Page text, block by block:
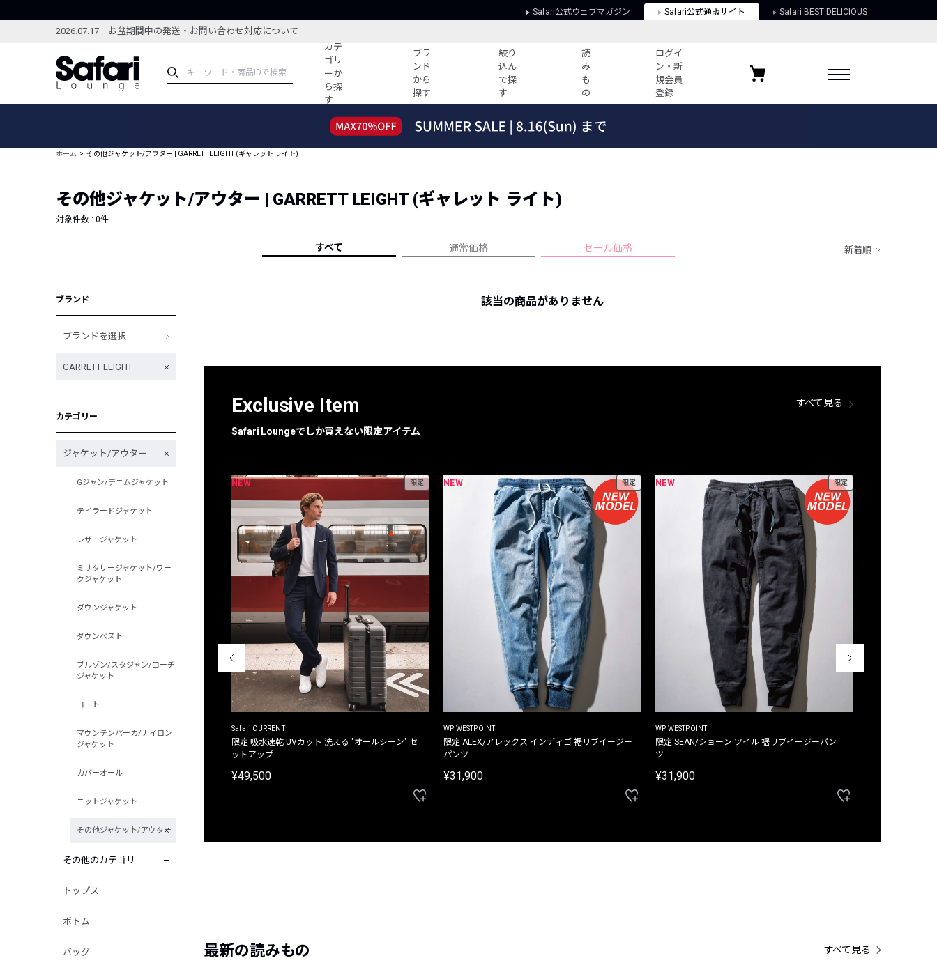
Safari公式ウェブマガジン Safari公式通販サイト Safari BEST DELICIOUS
2026.07.17 お盆期間中の発送・お問い合わせ対応について
カテ
ゴリ
ーか
ら探
す
ブラ
ンド
から
探す
絞り
込ん
で探
す
読
み
も
の
ログイ
ン・新
規会員
登録
ブランドから探す
新着アイテム
編集部のおすすめアイテム
特集記事
コーディネート
すべての記事
ーデ紹介
HOTなコーデ TOP20
人気記事ランキング
フォーカスブランド
プライバシーポリシー
お気に入りブランド
ホーム その他ジャケット/アウター | GARRETT LEIGHT (ギャレット ライト)
その他ジャケット/アウター | GARRETT LEIGHT (ギャレット ライト)
対象件数 : 0件
すべて 通常価格 セール価格 新着順
ブランド
ブランドを選択
GARRETT LEIGHT
カテゴリー
ジャケット/アウター
Gジャン/デニムジャケット
テイラードジャケット
レザージャケット
ミリタリージャケット/ワー
クジャケット
ダウンジャケット
ダウンベスト
ブルゾン/スタジャン/コーチ
ジャケット
コート
マウンテンパーカ/ナイロン
ジャケット
カバーオール
ニットジャケット
その他ジャケット/アウター
その他のカテゴリ
トップス
ボトム
バッグ
該当の商品がありません
Exclusive Item
Safari Loungeでしか買えない限定アイテム
すべて見る
別注限定 フード付き チェックシャツジャケット
NEW 限定
Safari CURRENT
限定 吸水速乾 UVカット 洗える "オールシーン" セ
ットアップ
¥49,500
NEW 限定
WP WESTPOINT
限定 ALEX/アレックス インディゴ 裾リブイージー
パンツ
¥31,900
NEW 限定
WP WESTPOINT
限定 SEAN/ショーン ツイル 裾リブイージーパン
ツ
¥31,900
最新の読みもの すべて見る